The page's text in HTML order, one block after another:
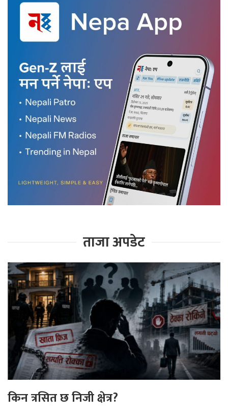
ताजा अपडेट
किन त्रसित छ निजी क्षेत्र?